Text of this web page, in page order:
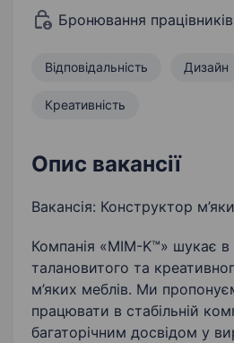
Бронювання працівників
Відповідальність Дизайн
Креативність
Опис вакансії
Вакансія: Конструктор
Компанія «MIM-K™» шукає
талановитого та
м’яких меблів. Ми
працювати в стабільній
багаторічним досвідом у